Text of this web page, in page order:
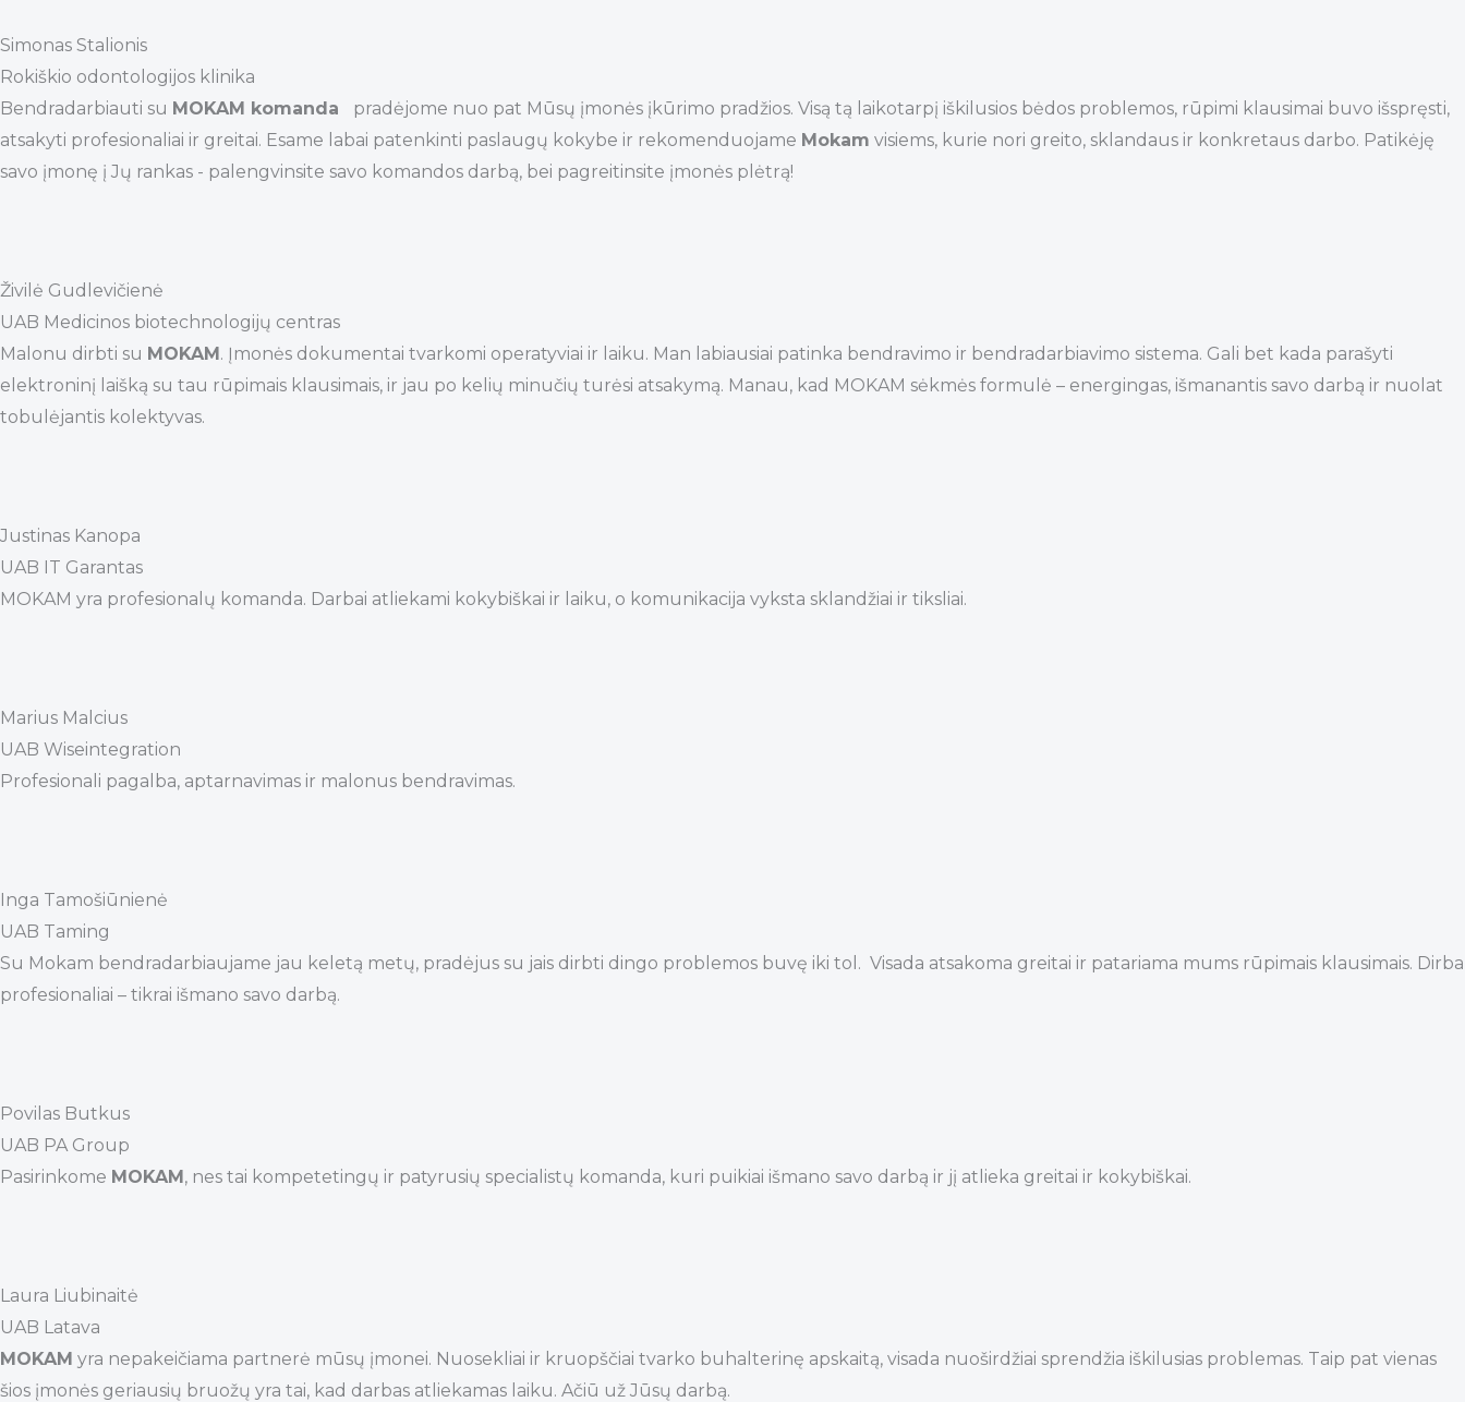
Simonas Stalionis
Rokiškio odontologijos klinika
Bendradarbiauti su MOKAM komanda
pradėjome nuo pat Mūsų įmonės įkūrimo pradžios. Visą tą laikotarpį iškilusios bėdos problemos, rūpimi klausimai buvo išspręsti,
atsakyti profesionaliai ir greitai. Esame labai patenkinti paslaugų kokybe ir rekomenduojame Mokam visiems, kurie nori greito, sklandaus ir konkretaus darbo. Patikėję
savo įmonę į Jų rankas - palengvinsite savo komandos darbą, bei pagreitinsite įmonės plėtrą!
Živilė Gudlevičienė
UAB Medicinos biotechnologijų centras
Malonu dirbti su MOKAM. Įmonės dokumentai tvarkomi operatyviai ir laiku. Man labiausiai patinka bendravimo ir bendradarbiavimo sistema. Gali bet kada parašyti
elektroninį laišką su tau rūpimais klausimais, ir jau po kelių minučių turėsi atsakymą. Manau, kad MOKAM sėkmės formulė – energingas, išmanantis savo darbą ir nuolat
tobulėjantis kolektyvas.
Justinas Kanopa
UAB IT Garantas
MOKAM yra profesionalų komanda. Darbai atliekami kokybiškai ir laiku, o komunikacija vyksta sklandžiai ir tiksliai.
Marius Malcius
UAB Wiseintegration
Profesionali pagalba, aptarnavimas ir malonus bendravimas.
Inga Tamošiūnienė
UAB Taming
Su Mokam bendradarbiaujame jau keletą metų, pradėjus su jais dirbti dingo problemos buvę iki tol. Visada atsakoma greitai ir patariama mums rūpimais klausimais. Dirba
profesionaliai – tikrai išmano savo darbą.
Povilas Butkus
UAB PA Group
Pasirinkome MOKAM, nes tai kompetetingų ir patyrusių specialistų komanda, kuri puikiai išmano savo darbą ir jį atlieka greitai ir kokybiškai.
Laura Liubinaitė
UAB Latava
MOKAM yra nepakeičiama partnerė mūsų įmonei. Nuosekliai ir kruopščiai tvarko buhalterinę apskaitą, visada nuoširdžiai sprendžia iškilusias problemas. Taip pat vienas
šios įmonės geriausių bruožų yra tai, kad darbas atliekamas laiku. Ačiū už Jūsų darbą.